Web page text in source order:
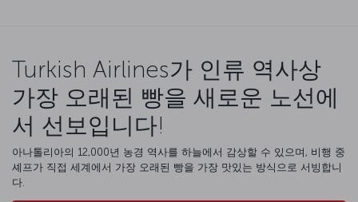
Turkish Airlines가 인류 역사상
가장 오래된 빵을 새로운 노선에
서 선보입니다!
아나톨리아의 12,000년 농경 역사를 하늘에서 감상할 수 있으며, 비행 중
셰프가 직접 세계에서 가장 오래된 빵을 가장 맛있는 방식으로 서빙합니
다.